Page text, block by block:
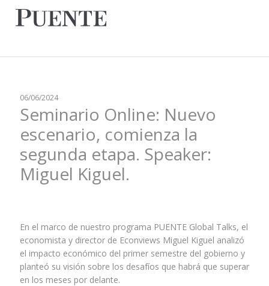
06/06/2024
Seminario Online: Nuevo
escenario, comienza la
segunda etapa. Speaker:
Miguel Kiguel.
En el marco de nuestro programa PUENTE Global Talks, el
economista y director de Econviews Miguel Kiguel analizó
el impacto económico del primer semestre del gobierno y
planteó su visión sobre los desafíos que habrá que superar
en los meses por delante.